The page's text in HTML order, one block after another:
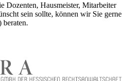
Dozenten, Hausmeister, Mitarbeiter
sein sollte, können wir Sie gerne
beraten.